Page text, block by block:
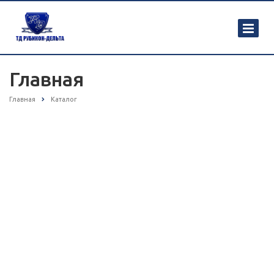
Главная
Главная Каталог